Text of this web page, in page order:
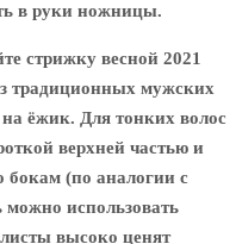
в руки ножницы.
стрижку весной 2021
традиционных мужских
ёжик. Для тонких волос
верхней частью и
(по аналогии с
использовать
высоко ценят